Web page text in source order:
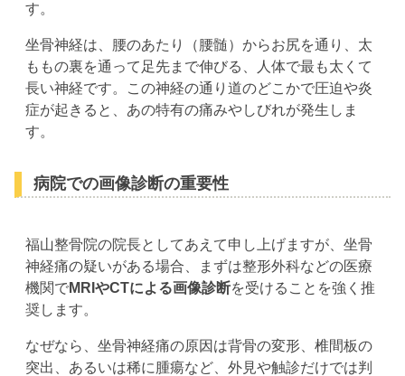
す。
坐骨神経は、腰のあたり（腰髄）からお尻を通り、太
ももの裏を通って足先まで伸びる、人体で最も太くて
長い神経です。この神経の通り道のどこかで圧迫や炎
症が起きると、あの特有の痛みやしびれが発生しま
す。
病院での画像診断の重要性
福山整骨院の院長としてあえて申し上げますが、坐骨
神経痛の疑いがある場合、まずは整形外科などの医療
機関でMRIやCTによる画像診断を受けることを強く推
奨します。
なぜなら、坐骨神経痛の原因は背骨の変形、椎間板の
突出、あるいは稀に腫瘍など、外見や触診だけでは判